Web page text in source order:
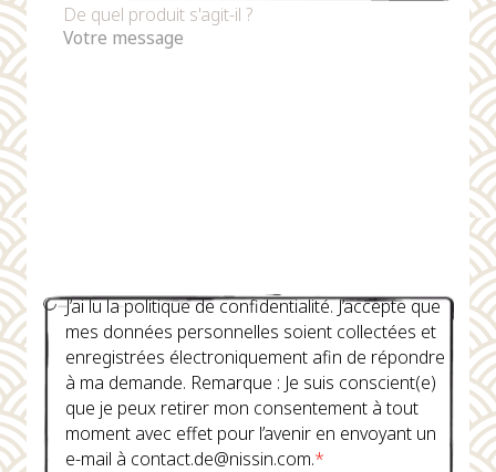
De quel produit s'agit-il ?
J’ai lu la politique de confidentialité. J’accepte que
mes données personnelles soient collectées et
enregistrées électroniquement afin de répondre
à ma demande. Remarque : Je suis conscient(e)
que je peux retirer mon consentement à tout
moment avec effet pour l’avenir en envoyant un
e-mail à contact.de@nissin.com.*